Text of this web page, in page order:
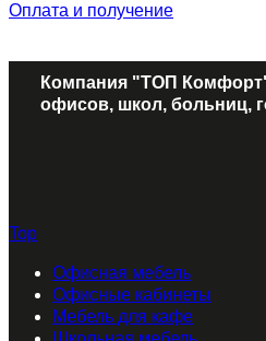
Оплата и получение
Компания "ТОП
офисов, школ, больниц,
Top
Офисная мебель
Офисные кабинеты
Мебель для кафе